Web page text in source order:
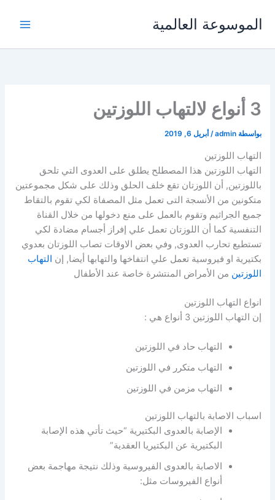
الموسوعة العالمية
3 أنواع لالتهاب اللوزتين
بواسطة admin
/ أبريل 6, 2019
التهاب اللوزتين
التهاب اللوزتين هذا المصطلح يطلق على العدوى التي تلحق
باللوزتين, أن اللوزتان تقع خلف الحلق وذلك على شكل مجموعتين
متكونين من الأنسجة التى تعمل مثل المصفاة لكي تقوم بالتقاط
جميع الجراثيم وتقوم بالعمل على منع دخولها من خلال القناة
التنفسية كما أن اللوزتان تعمل علي إفراز أجسام مضادة لكي
تستطيع تحارب العدوى, وفي بعض الاوقات تصاب اللوزتان بعدوي
بكتيرية او فيروسية تعمل علي انتفاخها والتهابها أيضا, إن التهاب
اللوزتين من الأمراض المنتشرة خاصة عند الأطفال
انواع التهاب اللوزتين
إن التهاب اللوزتين 3 أنواع هي :
التهاب حاد في اللوزتين
التهاب متكرر في اللوزتين
التهاب مزمن في اللوزتين
اسباب الاصابة بالتهاب اللوزتين
الإصابة بالعدوى البكتيرية “حيث تأتي هذه الإصابة
البكتيرية عن البكتيريا العقدية”
الاصابة بالعدوى الفيروسية وذلك نتيجة مهاجمة بعض
أنواع الفيروسات مثل: